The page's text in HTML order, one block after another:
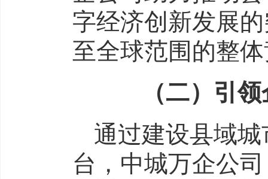
字经济创新发展
至全球范围的整
（二）引领
通过建设县域
台，中城万企公